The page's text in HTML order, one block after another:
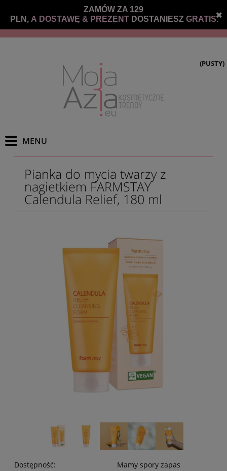
ZAMÓW ZA 129
PLN, A DOSTAWĘ & PREZENT DOSTANIESZ GRATIS.
(PUSTY)
Pianka do mycia twarzy z
nagietkiem FARMSTAY
Calendula Relief, 180 ml
Dostępność:
Mamy spory zapas